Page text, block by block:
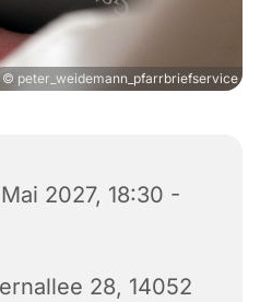
© peter_weidemann_pfarrbriefservice
2027, 18:30 -
28, 14052